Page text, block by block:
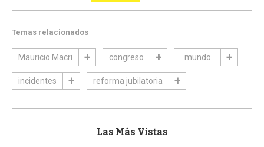
Temas relacionados
Mauricio Macri congreso mundo
incidentes reforma jubilatoria
Las Más Vistas